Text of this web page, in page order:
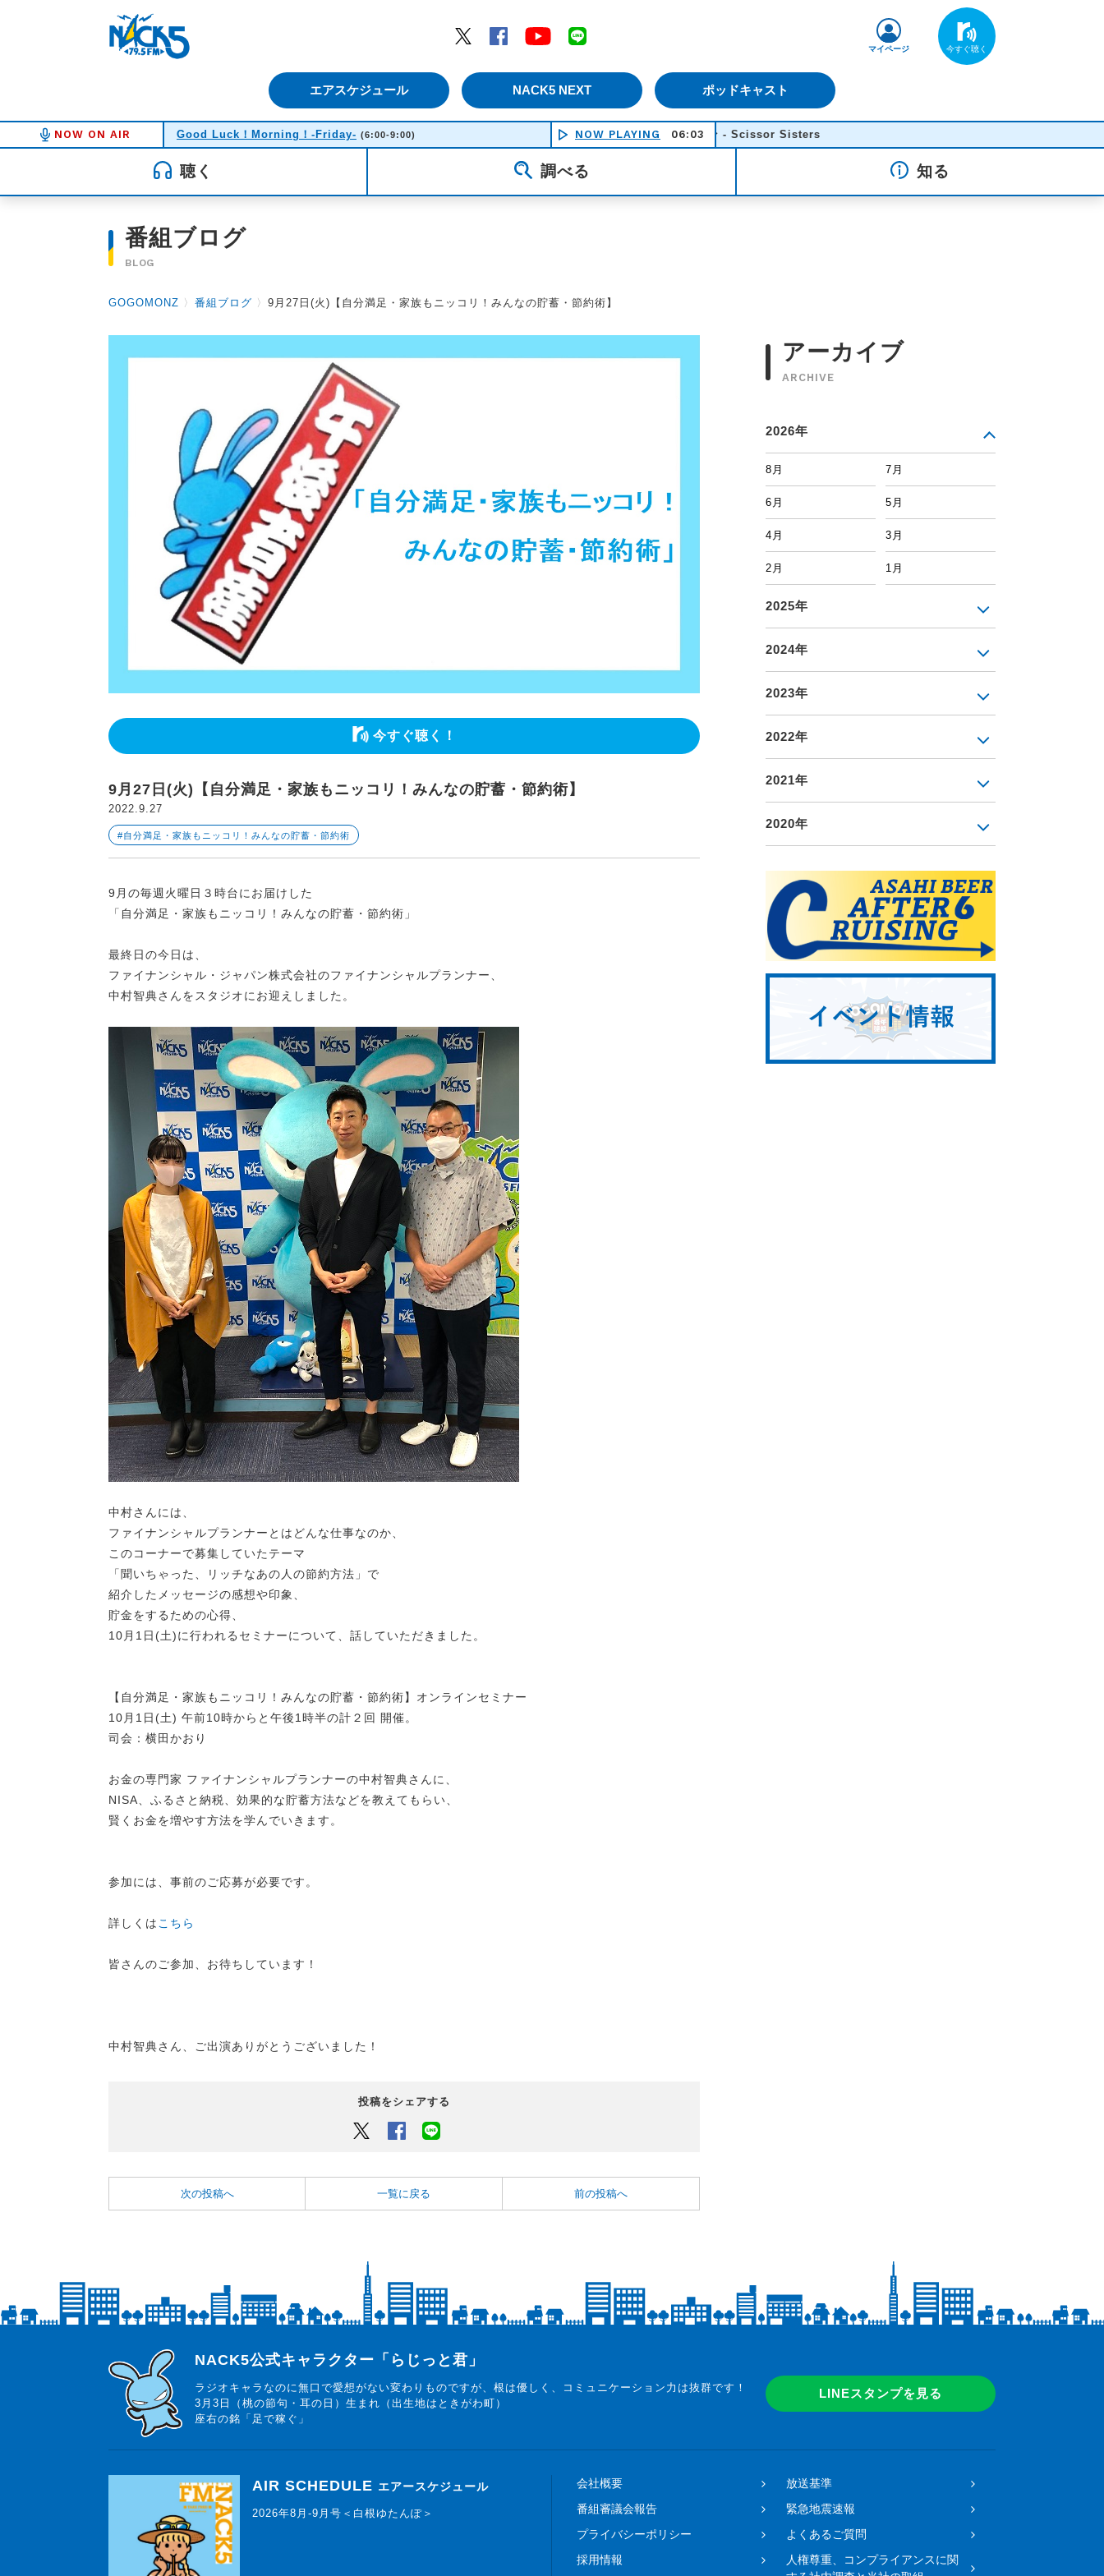
Twitter
Facebook YouTube
エアスケジュール NACK5 NEXT ポッドキャスト
マイページ
NOW ON AIR Good Luck！Morning！-Friday- (6:00-9:00) NOW PLAYING 06:03
ときめきダンシン - Scissor Sisters
聴く 調べる 知る
番組ブログ
BLOG
GOGOMONZ 〉 番組ブログ 〉 9月27日(火)【自分満足・家族もニッコリ！みんなの貯蓄・節約術】
今すぐ聴く！
9月27日(火)【自分満足・家族もニッコリ！みんなの貯蓄・節約術】
2022.9.27
#自分満足・家族もニッコリ！みんなの貯蓄・節約術
9月の毎週火曜日３時台にお届けした
「自分満足・家族もニッコリ！みんなの貯蓄・節約術」
最終日の今日は、
ファイナンシャル・ジャパン株式会社のファイナンシャルプランナー、
中村智典さんをスタジオにお迎えしました。
中村さんには、
ファイナンシャルプランナーとはどんな仕事なのか、
このコーナーで募集していたテーマ
「聞いちゃった、リッチなあの人の節約方法」で
紹介したメッセージの感想や印象、
貯金をするための心得、
10月1日(土)に行われるセミナーについて、話していただきました。
【自分満足・家族もニッコリ！みんなの貯蓄・節約術】オンラインセミナー
10月1日(土) 午前10時からと午後1時半の計２回 開催。
司会：横田かおり
お金の専門家 ファイナンシャルプランナーの中村智典さんに、
NISA、ふるさと納税、効果的な貯蓄方法などを教えてもらい、
賢くお金を増やす方法を学んでいきます。
参加には、事前のご応募が必要です。
詳しくは こちら
皆さんのご参加、お待ちしています！
中村智典さん、ご出演ありがとうございました！
投稿をシェアする
Twitter Facebook
次の投稿へ 一覧に戻る 前の投稿へ
アーカイブ
ARCHIVE
2026年
8月 7月
6月 5月
4月 3月
2月 1月
2025年
2024年
2023年
2022年
2021年
2020年
らじっと君
NACK5公式キャラクター「らじっと君」
ラジオキャラなのに無口で愛想がない変わりものですが、根は優しく、コミュニケーション力は抜群です！
3月3日（桃の節句・耳の日）生まれ（出生地はときがわ町）
座右の銘「足で稼ぐ」
LINEスタンプを見る
AIR SCHEDULE エアースケジュール
2026年8月-9月号＜白根ゆたんぽ＞
会社概要
放送基準
番組審議会報告
緊急地震速報
プライバシーポリシー
よくあるご質問
採用情報
人権尊重、コンプライアンスに関